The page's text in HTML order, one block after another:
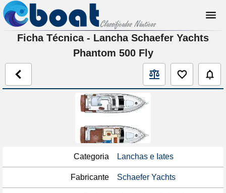
Ficha Técnica - Lancha Schaefer Yachts
Phantom 500 Fly
Categoria Lanchas e Iates
Fabricante Schaefer Yachts